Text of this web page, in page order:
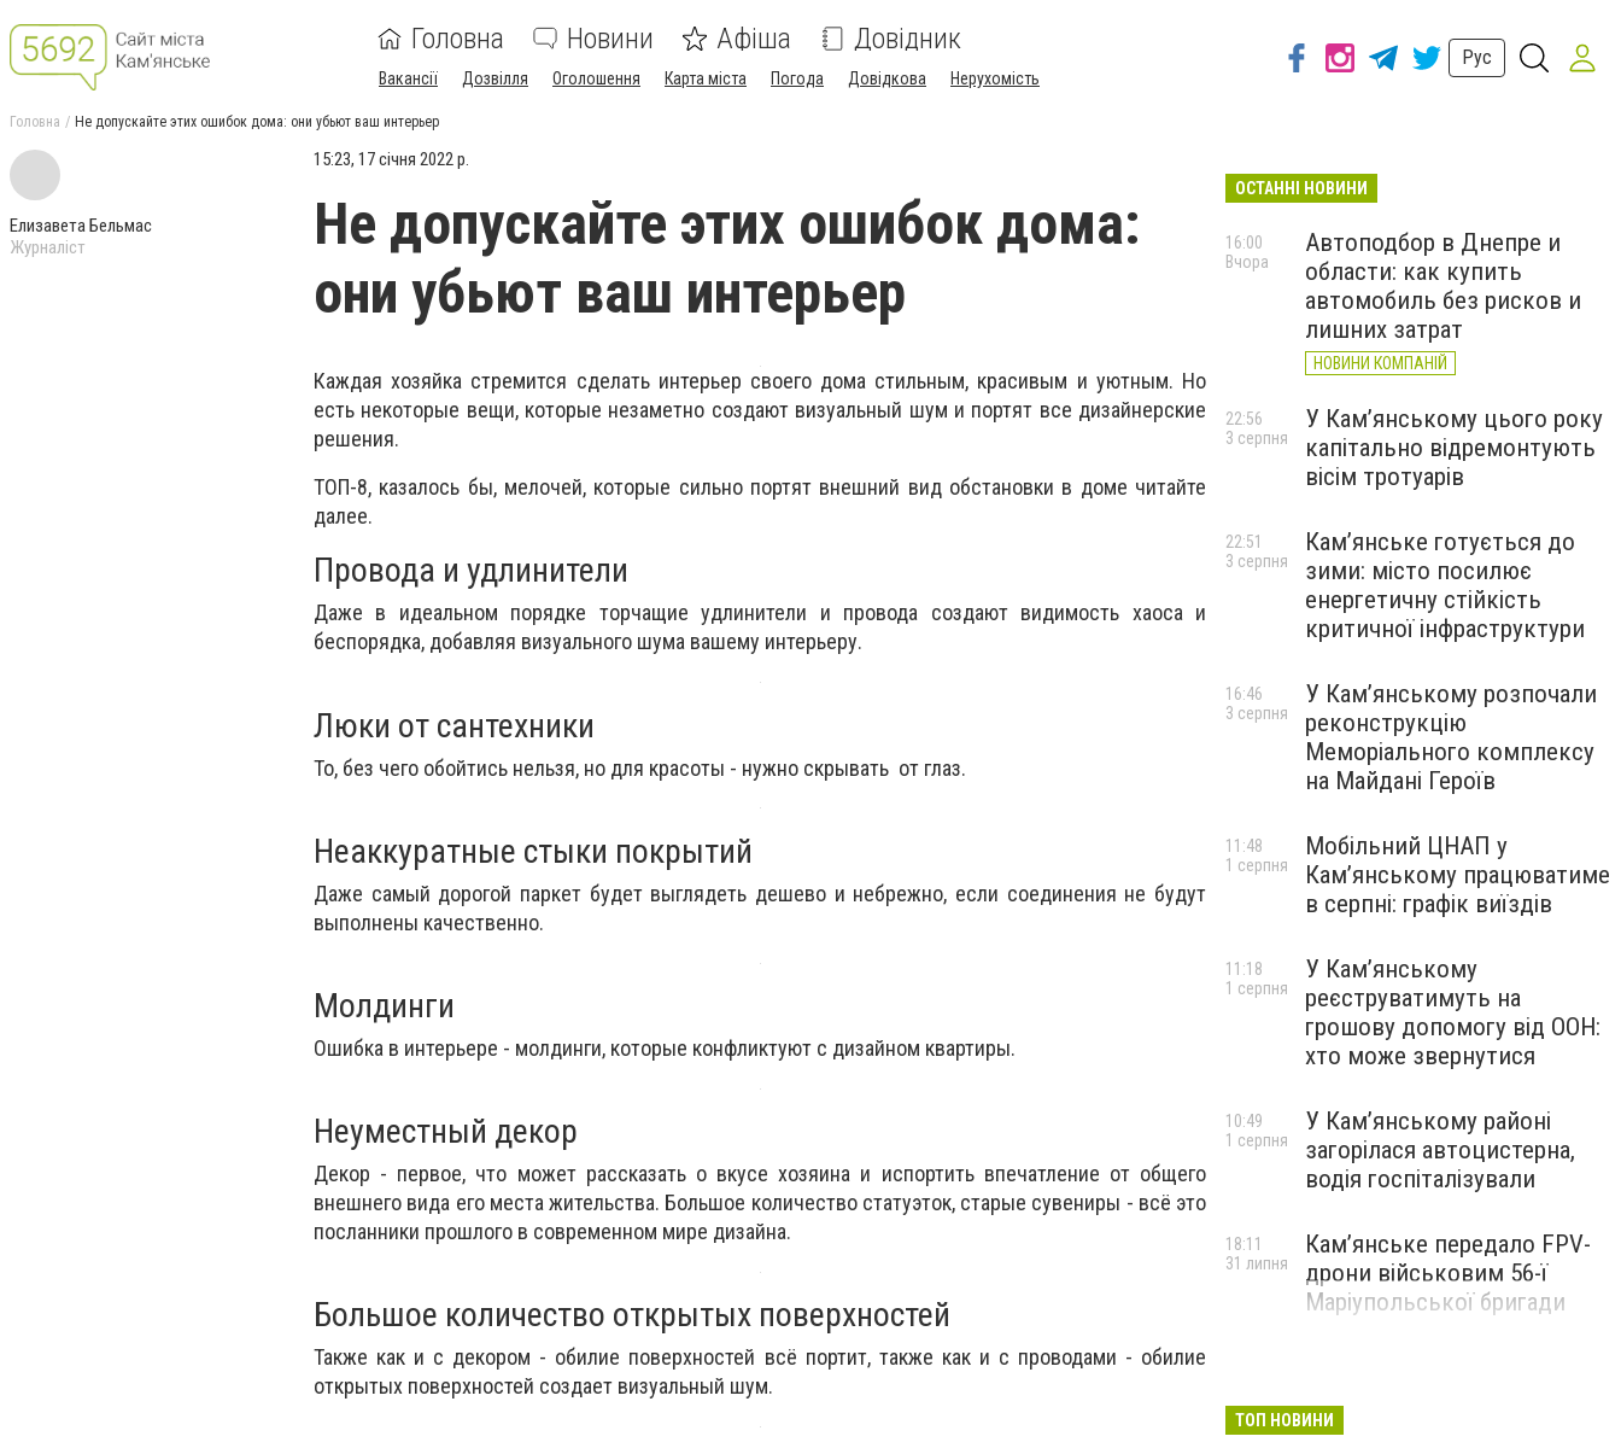
Головна Новини Афіша Довідник
Вакансії Дозвілля Оголошення Карта міста Погода Довідкова Нерухомість
Рус
Головна Не допускайте этих ошибок дома: они убьют ваш интерьер
Елизавета Бельмас
Журналіст
15:23, 17 січня 2022 р.
Не допускайте этих ошибок дома:
они убьют ваш интерьер
Каждая хозяйка стремится сделать интерьер своего дома стильным, красивым и уютным. Но
есть некоторые вещи, которые незаметно создают визуальный шум и портят все дизайнерские
решения.
ТОП-8, казалось бы, мелочей, которые сильно портят внешний вид обстановки в доме читайте
далее.
Провода и удлинители
Даже в идеальном порядке торчащие удлинители и провода создают видимость хаоса и
беспорядка, добавляя визуального шума вашему интерьеру.
Люки от сантехники
То, без чего обойтись нельзя, но для красоты - нужно скрывать от глаз.
Неаккуратные стыки покрытий
Даже самый дорогой паркет будет выглядеть дешево и небрежно, если соединения не будут
выполнены качественно.
Молдинги
Ошибка в интерьере - молдинги, которые конфликтуют с дизайном квартиры.
Неуместный декор
Декор - первое, что может рассказать о вкусе хозяина и испортить впечатление от общего
внешнего вида его места жительства. Большое количество статуэток, старые сувениры - всё это
посланники прошлого в современном мире дизайна.
Большое количество открытых поверхностей
Также как и с декором - обилие поверхностей всё портит, также как и с проводами - обилие
открытых поверхностей создает визуальный шум.
ОСТАННІ НОВИНИ
Автоподбор в Днепре и
области: как купить
автомобиль без рисков и
лишних затрат
НОВИНИ КОМПАНІЙ
16:00
Вчора
У Кам’янському цього року
капітально відремонтують
вісім тротуарів
22:56
3 серпня
Кам’янське готується до
зими: місто посилює
енергетичну стійкість
критичної інфраструктури
22:51
3 серпня
У Кам’янському розпочали
реконструкцію
Меморіального комплексу
на Майдані Героїв
16:46
3 серпня
Мобільний ЦНАП у
Кам’янському працюватиме
в серпні: графік виїздів
11:48
1 серпня
У Кам’янському
реєструватимуть на
грошову допомогу від ООН:
хто може звернутися
11:18
1 серпня
У Кам’янському районі
загорілася автоцистерна,
водія госпіталізували
10:49
1 серпня
Кам’янське передало FPV-
дрони військовим 56-ї
Маріупольської бригади
18:11
31 липня
ТОП НОВИНИ